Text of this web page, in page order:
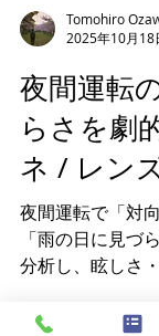
Tomohiro
2025年10月18
夜間運転
らさを劇
ネ / レン
夜間運転で「対